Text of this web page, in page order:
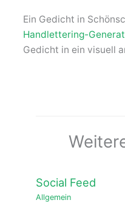
Ein Gedicht in
Handlettering-
Gedicht in ein visuell
Social Feed
Allgemein